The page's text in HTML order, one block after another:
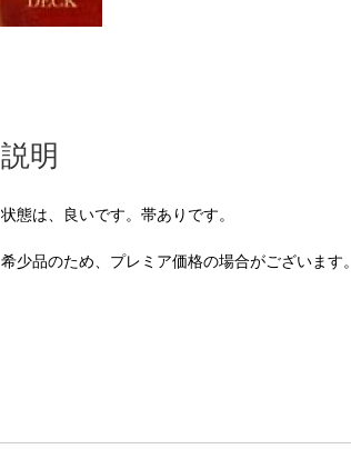
説明
状態は、良いです。帯ありです。
希少品のため、プレミア価格の場合がございます。